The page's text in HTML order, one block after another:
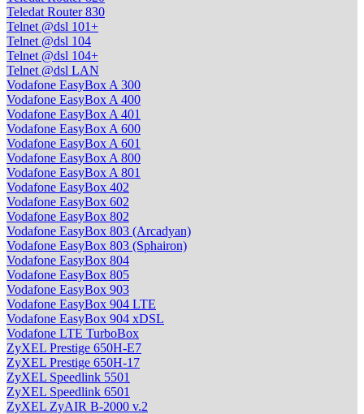
Teledat Router 830
Telnet @dsl 101+
Telnet @dsl 104
Telnet @dsl 104+
Telnet @dsl LAN
Vodafone EasyBox A 300
Vodafone EasyBox A 400
Vodafone EasyBox A 401
Vodafone EasyBox A 600
Vodafone EasyBox A 601
Vodafone EasyBox A 800
Vodafone EasyBox A 801
Vodafone EasyBox 402
Vodafone EasyBox 602
Vodafone EasyBox 802
Vodafone EasyBox 803 (Arcadyan)
Vodafone EasyBox 803 (Sphairon)
Vodafone EasyBox 804
Vodafone EasyBox 805
Vodafone EasyBox 903
Vodafone EasyBox 904 LTE
Vodafone EasyBox 904 xDSL
Vodafone LTE TurboBox
ZyXEL Prestige 650H-E7
ZyXEL Prestige 650H-17
ZyXEL Speedlink 5501
ZyXEL Speedlink 6501
ZyXEL ZyAIR B-2000 v.2